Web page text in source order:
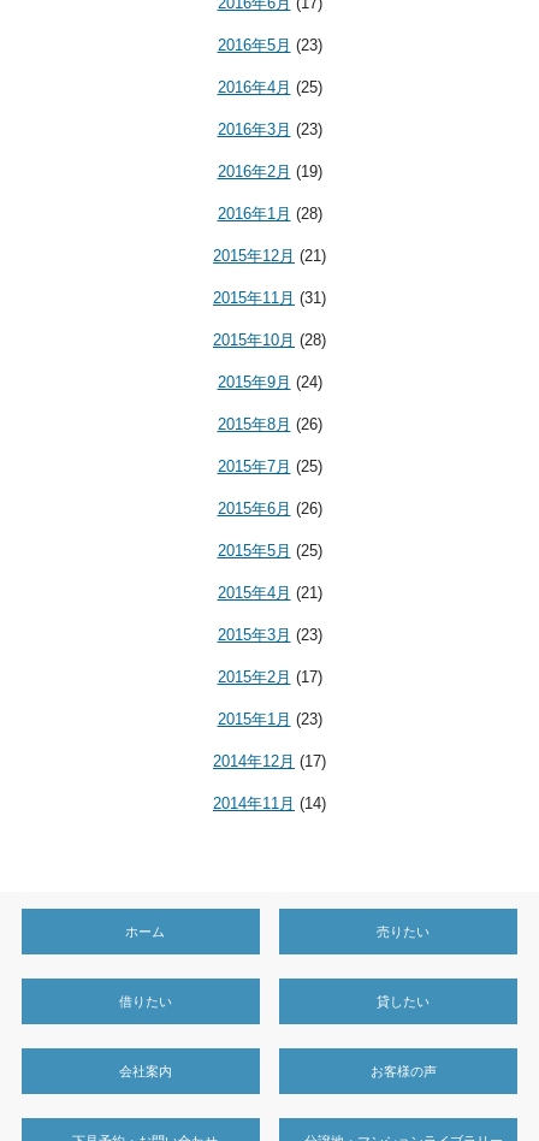
2016年5月 (23)
2016年4月 (25)
2016年3月 (23)
2016年2月 (19)
2016年1月 (28)
2015年12月 (21)
2015年11月 (31)
2015年10月 (28)
2015年9月 (24)
2015年8月 (26)
2015年7月 (25)
2015年6月 (26)
2015年5月 (25)
2015年4月 (21)
2015年3月 (23)
2015年2月 (17)
2015年1月 (23)
2014年12月 (17)
2014年11月 (14)
ホーム 売りたい
借りたい 貸したい
会社案内 お客様の声